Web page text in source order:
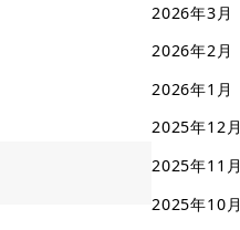
2026年3月
2026年2月
2026年1月
2025年12月
2025年11月
2025年10月